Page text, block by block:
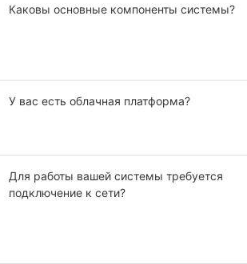
Каковы основные компоненты системы?
У вас есть облачная платформа?
Для работы вашей системы требуется
подключение к сети?